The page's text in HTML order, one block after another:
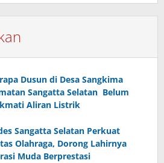
Dusun di Desa Sangkima
Sangatta Selatan Belum
Aliran Listrik
Sangatta Selatan Perkuat
Olahraga, Dorong Lahirnya
Muda Berprestasi